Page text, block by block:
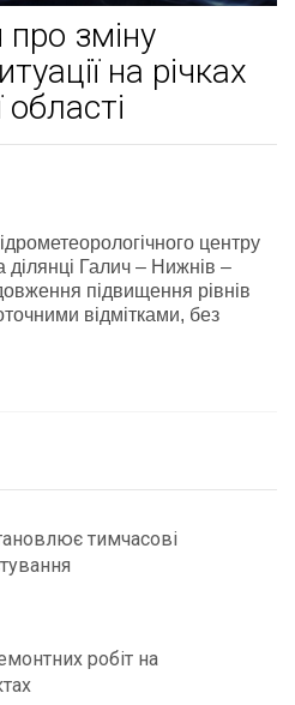
зміну
на річках
області
центру
ділянці Галич – Нижнів –
підвищення рiвнiв
відмітками, без
тимчасові
робіт на